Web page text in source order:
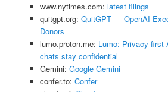
www.nytimes.com: latest filings
quitgpt.org: QuitGPT — OpenAI
Donors
lumo.proton.me: Lumo: Privacy-first
chats stay confidential
Gemini: ‎Google Gemini
confer.to: Confer